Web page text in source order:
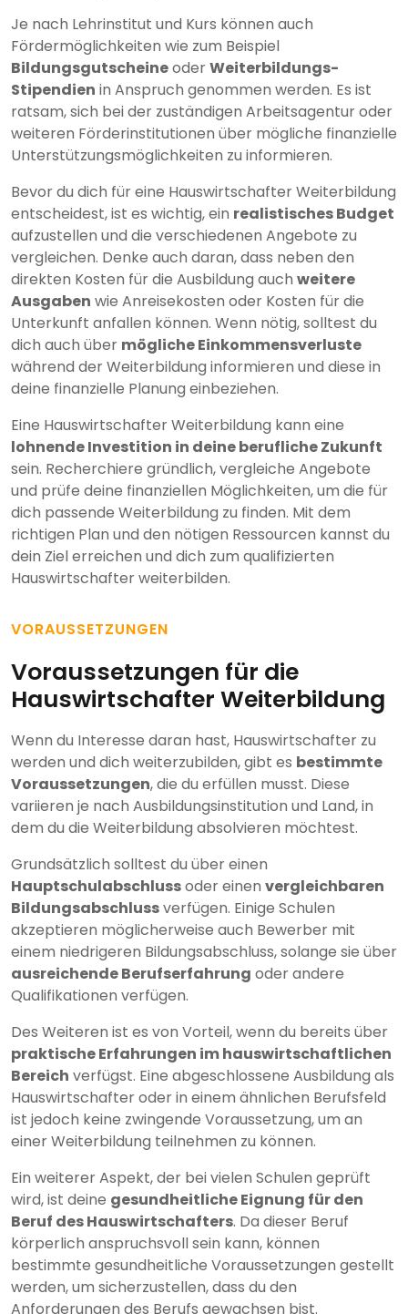
Je nach Lehrinstitut und Kurs können auch
Fördermöglichkeiten wie zum Beispiel
BildungsgutscheineoderWeiterbildungs-
Stipendien in Anspruch genommen werden. Es ist
ratsam, sich bei der zuständigen Arbeitsagentur oder
weiteren Förderinstitutionen über mögliche finanzielle
Unterstützungsmöglichkeiten zu informieren.
Bevor du dich für eine Hauswirtschafter Weiterbildung
entscheidest, ist es wichtig, ein realistisches Budget
aufzustellen und die verschiedenen Angebote zu
vergleichen. Denke auch daran, dass neben den
direkten Kosten für die Ausbildung auch weitere
Ausgaben wie Anreisekosten oder Kosten für die
Unterkunft anfallen können. Wenn nötig, solltest du
dich auch über mögliche Einkommensverluste
während der Weiterbildung informieren und diese in
deine finanzielle Planung einbeziehen.
Eine Hauswirtschafter Weiterbildung kann eine
lohnende Investition in deine berufliche Zukunft
sein. Recherchiere gründlich, vergleiche Angebote
und prüfe deine finanziellen Möglichkeiten, um die für
dich passende Weiterbildung zu finden. Mit dem
richtigen Plan und den nötigen Ressourcen kannst du
dein Ziel erreichen und dich zum qualifizierten
Hauswirtschafter weiterbilden.
VORAUSSETZUNGEN
Voraussetzungen für die
Hauswirtschafter Weiterbildung
Wenn du Interesse daran hast, Hauswirtschafter zu
werden und dich weiterzubilden, gibt es bestimmte
Voraussetzungen, die du erfüllen musst. Diese
variieren je nach Ausbildungsinstitution und Land, in
dem du die Weiterbildung absolvieren möchtest.
Grundsätzlich solltest du über einen
Hauptschulabschlussoder einen vergleichbaren
Bildungsabschlussverfügen. Einige Schulen
akzeptieren möglicherweise auch Bewerber mit
einem niedrigeren Bildungsabschluss, solange sie über
ausreichende Berufserfahrung oder andere
Qualifikationen verfügen.
Des Weiteren ist es von Vorteil, wenn du bereits über
praktische Erfahrungen im hauswirtschaftlichen
Bereich verfügst. Eine abgeschlossene Ausbildung als
Hauswirtschafter oder in einem ähnlichen Berufsfeld
ist jedoch keine zwingende Voraussetzung, um an
einer Weiterbildung teilnehmen zu können.
Ein weiterer Aspekt, der bei vielen Schulen geprüft
wird, ist deine gesundheitliche Eignung für den
Beruf des Hauswirtschafters. Da dieser Beruf
körperlich anspruchsvoll sein kann, können
bestimmte gesundheitliche Voraussetzungen gestellt
werden, um sicherzustellen, dass du den
Anforderungen des Berufs gewachsen bist.